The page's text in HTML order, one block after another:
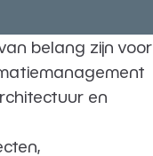
belang zijn voor
en